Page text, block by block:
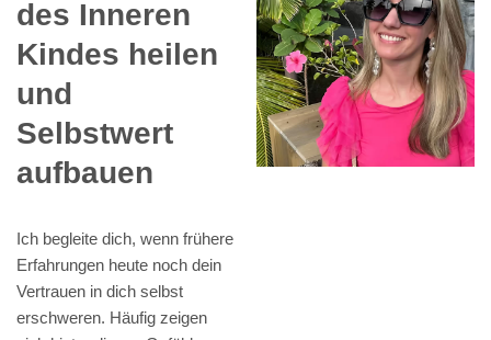
des Inneren
Kindes heilen
und
Selbstwert
aufbauen
Ich begleite dich, wenn frühere
Erfahrungen heute noch dein
Vertrauen in dich selbst
erschweren. Häufig zeigen